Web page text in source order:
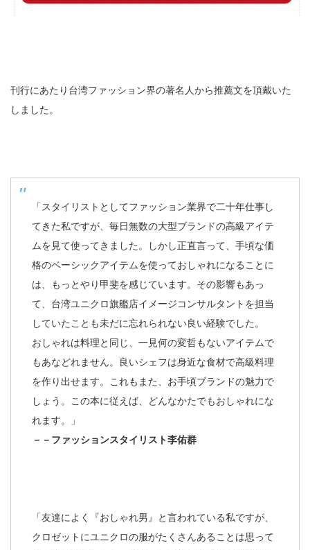
刊行にあたり台湾ファッション界の著名人から推薦文を頂戴いた
しました。
「スタイリストとしてファッション業界で二十年仕事し
てきた私ですが、毎日無数の大型ブランドの高級アイテ
ムを見て使ってきました。しかし正直言って、手頃な価
格のベーシックアイテムを使っておしゃれになることに
は、もっとやり甲斐を感じています。その影響もあっ
て、台湾ユニクロ旗艦店イメージコンサルタントを担当
していたことも未だに忘れられない良い経験でした。
おしゃれは料理と同じ、一見何の変哲もないアイテムで
もあなどれません。良いシェフは身近な食材で高級料理
を作り出せます。これもまた、お手頃ブランドの魅力で
しょう。この本に従えば、どんなかたでもおしゃれにな
れます。」
－－ファッションスタイリスト李佑群
「友達によく『おしゃれ男』と言われている私ですが、
クロゼットにユニクロの服がたくさんあることは思って